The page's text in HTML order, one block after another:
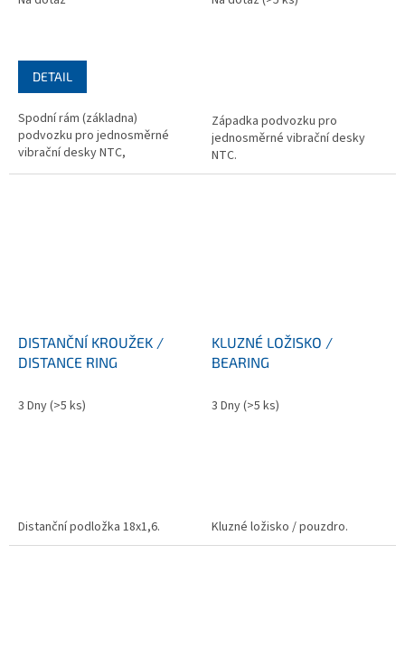
DETAIL
Spodní rám (základna)
podvozku pro jednosměrné
vibrační desky NTC,
Západka podvozku pro
jednosměrné vibrační desky
NTC.
DISTANČNÍ KROUŽEK /
DISTANCE RING
3 Dny(>5 ks)
Distanční podložka 18x1,6.
KLUZNÉ LOŽISKO /
BEARING
3 Dny(>5 ks)
Kluzné ložisko / pouzdro.